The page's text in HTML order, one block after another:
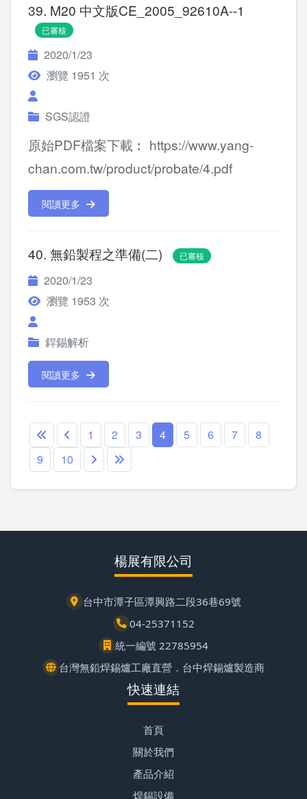
39. M20 中文版CE_2005_92610A--1
已審核
2020/1/23
瀏覽 1951 次
SGS認證
原始PDF檔案下載︰ https://www.yang-
chan.com.tw/product/probate/4.pdf
閱讀更多
40. 無鉛製程之準備(二) 已審核
2020/1/23
瀏覽 1953 次
銲錫解析
閱讀更多
1 2 3 4 5 6 7
8
9
10
楊展有限公司
台中市潭子區潭興路二段36巷69號
04-25371152
統一編號 22785954
台灣無鉛焊錫爐工廠直營．台中焊錫爐製造商
快速連結
首頁
關於我們
產品介紹
焊錫設備